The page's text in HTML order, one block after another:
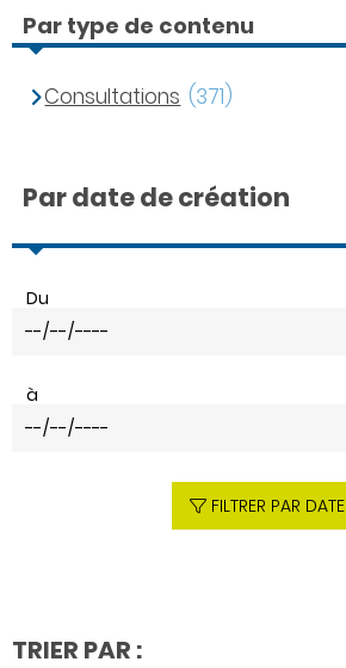
Par type de contenu
Consultations (371)
Par date de création
Du
à
FILTRER PAR DATE
TRIER PAR :